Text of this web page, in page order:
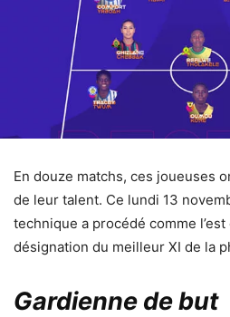
En douze matchs, ces joueuses
de leur talent. Ce lundi 13
technique a procédé comme
désignation du meilleur XI de la
Gardienne de but